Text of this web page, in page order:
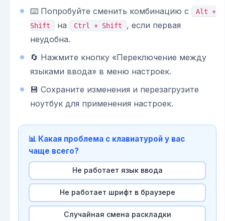
⌨️ Попробуйте сменить комбинацию с
Alt +
Shift
на Ctrl + Shift
, если первая
неудобна.
🔄 Нажмите кнопку «Переключение между
языками ввода» в меню настроек.
💾 Сохраните изменения и перезагрузите
ноутбук для применения настроек.
📊 Какая проблема с клавиатурой у вас
чаще всего?
Не работает язык ввода
Не работает шрифт в браузере
Случайная смена раскладки